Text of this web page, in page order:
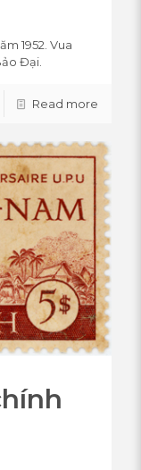
1952. Vua
Đại.
Read more